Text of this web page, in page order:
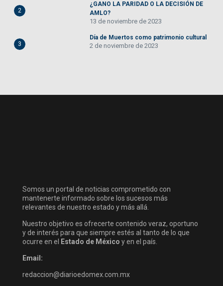
2
¿GANO LA PARIDAD O LA DECISIÓN DE
AMLO?
13 de noviembre de 2023
3
Día de Muertos como patrimonio cultural
2 de noviembre de 2023
Somos un portal de noticias comprometido con
mantenerte informado sobre los sucesos más
relevantes de nuestro estado y más allá.
Nuestro objetivo es ofrecerte contenido veraz, oportuno
y de interés para que siempre estés al tanto de lo que
ocurre en el
Estado de México y en el país.
Email:
redaccion@diarioedomex.com.mx